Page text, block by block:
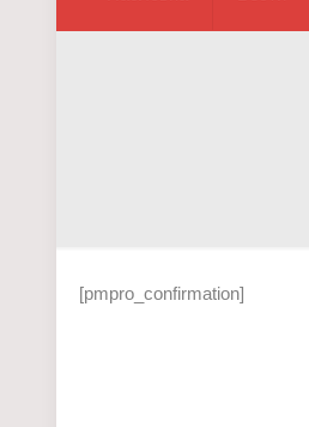
[pmpro_confirmation]